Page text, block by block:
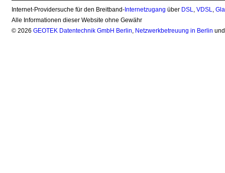
Internet-Providersuche für den Breitband- Internetzugang über DSL,VDSL,
Alle Informationen dieser Website ohne Gewähr
© 2026GEOTEK Datentechnik GmbH Berlin, Netzwerkbetreuung in Berlin